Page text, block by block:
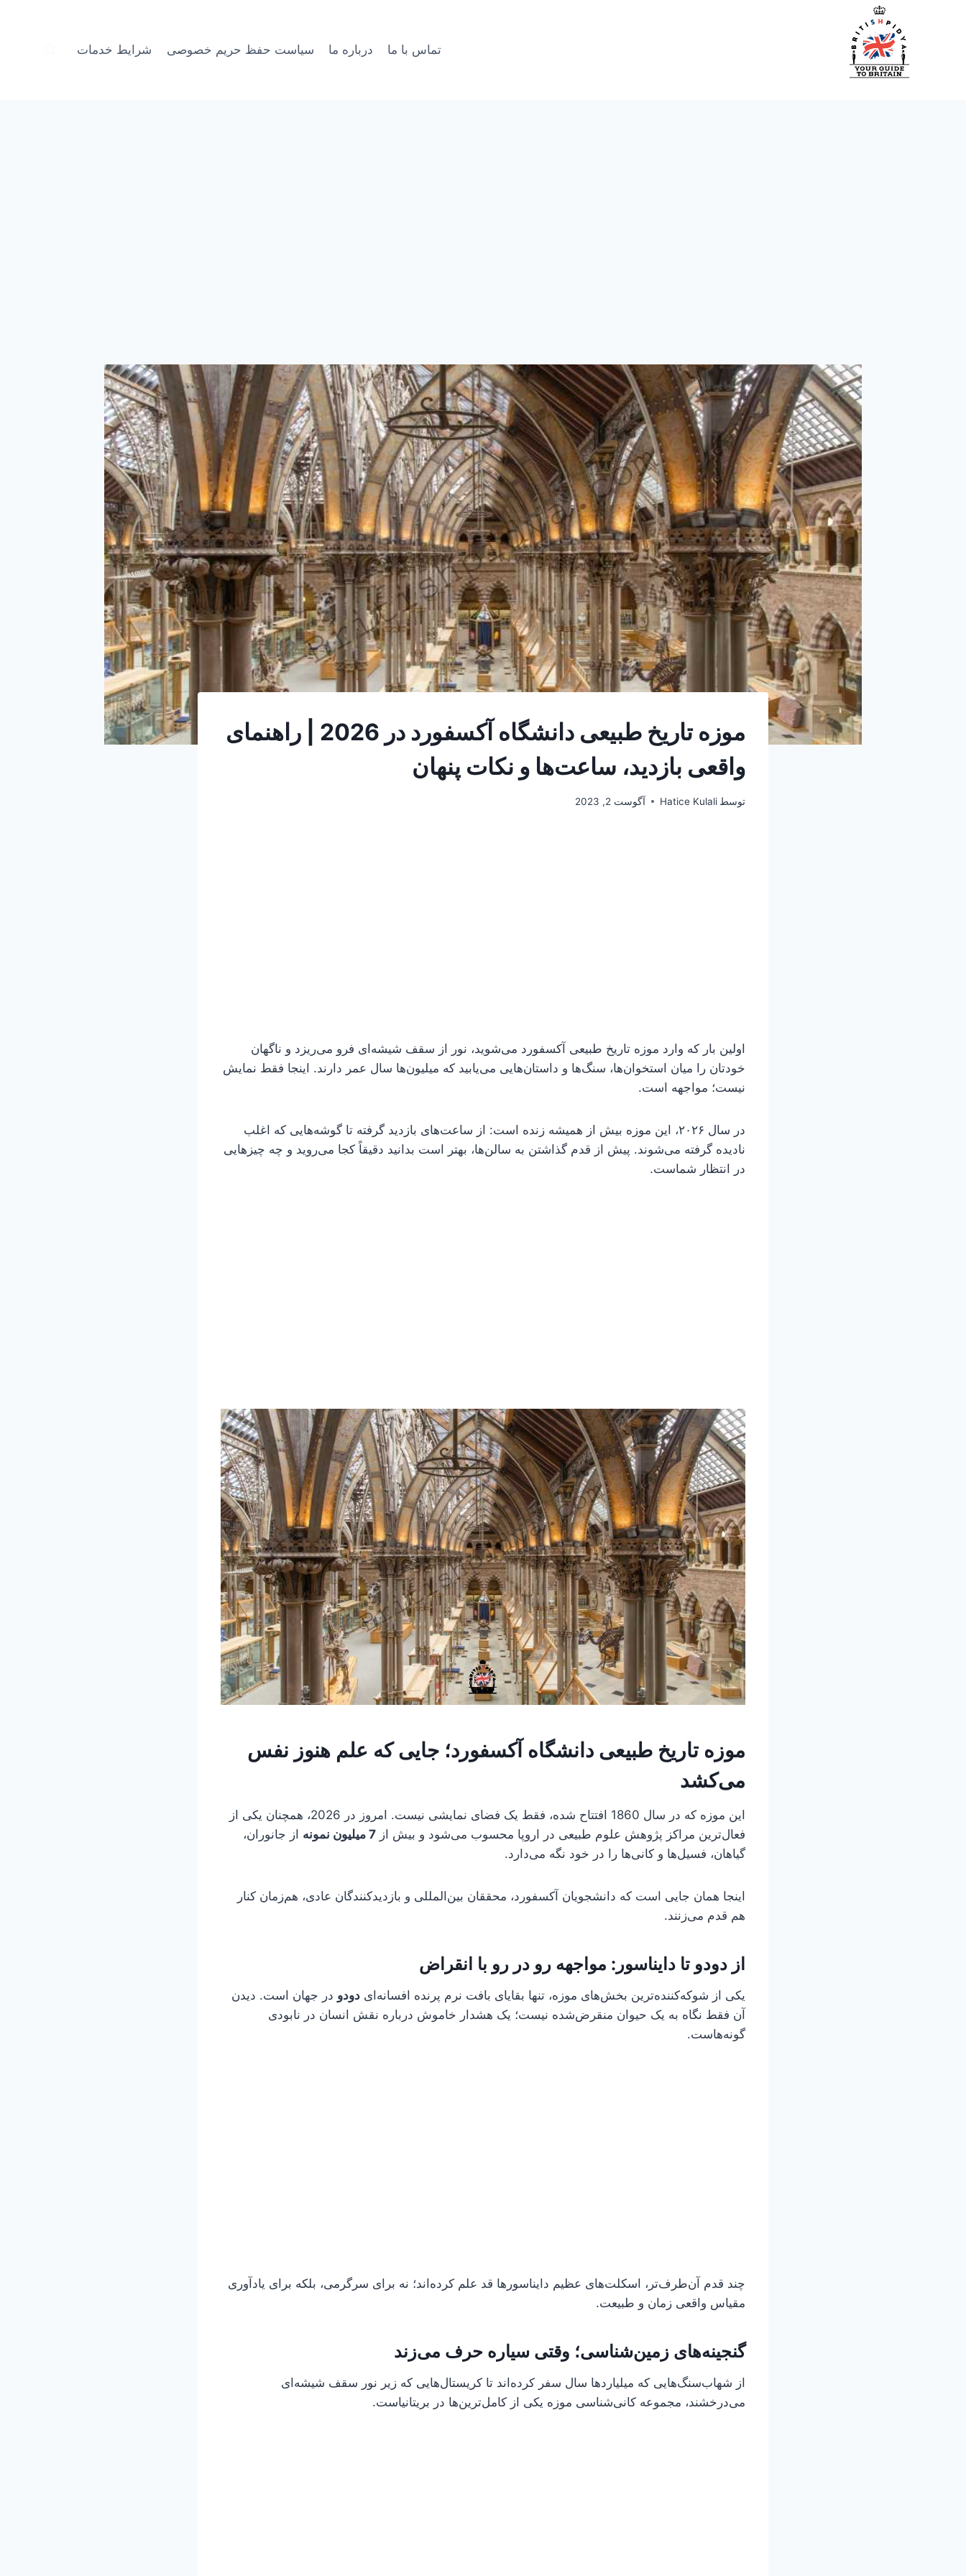
تماس با ما درباره ما سیاست حفظ حریم خصوصی شرایط خدمات
موزه تاریخ طبیعی دانشگاه آکسفورد در 2026 | راهنمای
واقعی بازدید، ساعت‌ها و نکات پنهان
توسط Hatice Kulali آگوست 2, 2023
اولین بار که وارد موزه تاریخ طبیعی آکسفورد می‌شوید، نور از سقف شیشه‌ای فرو می‌ریزد و ناگهان
خودتان را میان استخوان‌ها، سنگ‌ها و داستان‌هایی می‌یابید که میلیون‌ها سال عمر دارند. اینجا فقط نمایش
نیست؛ مواجهه است.
در سال ۲۰۲۶، این موزه بیش از همیشه زنده است: از ساعت‌های بازدید گرفته تا گوشه‌هایی که اغلب
نادیده گرفته می‌شوند. پیش از قدم گذاشتن به سالن‌ها، بهتر است بدانید دقیقاً کجا می‌روید و چه چیزهایی
در انتظار شماست.
موزه تاریخ طبیعی دانشگاه آکسفورد؛ جایی که علم هنوز نفس
می‌کشد
این موزه که در سال 1860 افتتاح شده، فقط یک فضای نمایشی نیست. امروز در 2026، همچنان یکی از
فعال‌ترین مراکز پژوهش علوم طبیعی در اروپا محسوب می‌شود و بیش از 7 میلیون نمونه
از جانوران،
گیاهان، فسیل‌ها و کانی‌ها را در خود نگه می‌دارد.
اینجا همان جایی است که دانشجویان آکسفورد، محققان بین‌المللی و بازدیدکنندگان عادی، هم‌زمان کنار
هم قدم می‌زنند.
از دودو تا دایناسور: مواجهه رو در رو با انقراض
یکی از شوکه‌کننده‌ترین بخش‌های موزه، تنها بقایای بافت نرم پرنده افسانه‌ای دودو در جهان است. دیدن
آن فقط نگاه به یک حیوان منقرض‌شده نیست؛ یک هشدار خاموش درباره نقش انسان در نابودی
گونه‌هاست.
چند قدم آن‌طرف‌تر، اسکلت‌های عظیم دایناسورها قد علم کرده‌اند؛ نه برای سرگرمی، بلکه برای یادآوری
مقیاس واقعی زمان و طبیعت.
گنجینه‌های زمین‌شناسی؛ وقتی سیاره حرف می‌زند
از شهاب‌سنگ‌هایی که میلیاردها سال سفر کرده‌اند تا کریستال‌هایی که زیر نور سقف شیشه‌ای
می‌درخشند، مجموعه کانی‌شناسی موزه یکی از کامل‌ترین‌ها در بریتانیاست.